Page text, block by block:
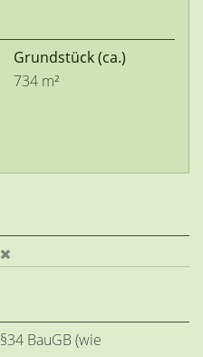
Grundstück(ca.)
734 m²
§34 BauGB (wie